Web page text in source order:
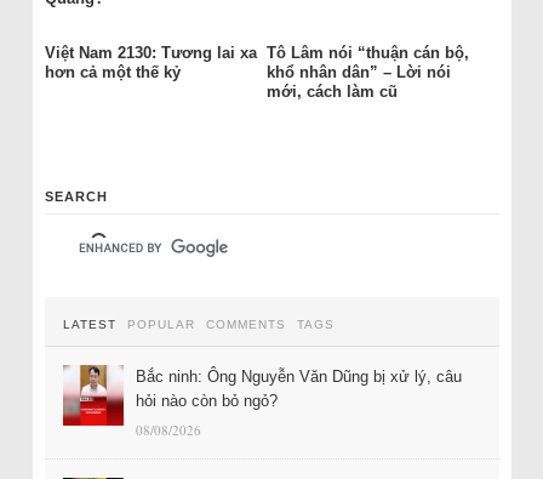
Việt Nam 2130: Tương lai xa
hơn cả một thế kỷ
Tô Lâm nói “thuận cán bộ,
khổ nhân dân” – Lời nói
mới, cách làm cũ
SEARCH
LATEST POPULAR COMMENTS TAGS
Bắc ninh: Ông Nguyễn Văn Dũng bị xử lý, câu
hỏi nào còn bỏ ngỏ?
08/08/2026